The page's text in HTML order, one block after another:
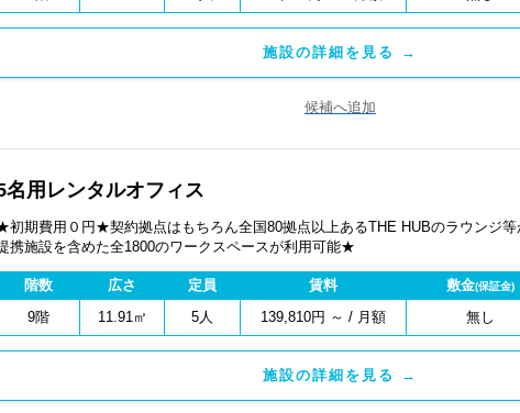
施設の詳細を見る →
候補へ追加
名用レンタルオフィス
初期費用０円★契約拠点はもちろん全国80拠点以上あるTHE HUBのラウンジ
携施設を含めた全1800のワークスペースが利用可能★
階数 広さ 定員 賃料 敷金(保証金)
9階
11.91㎡ 5人 139,810円 ～ / 月額 無し
施設の詳細を見る →